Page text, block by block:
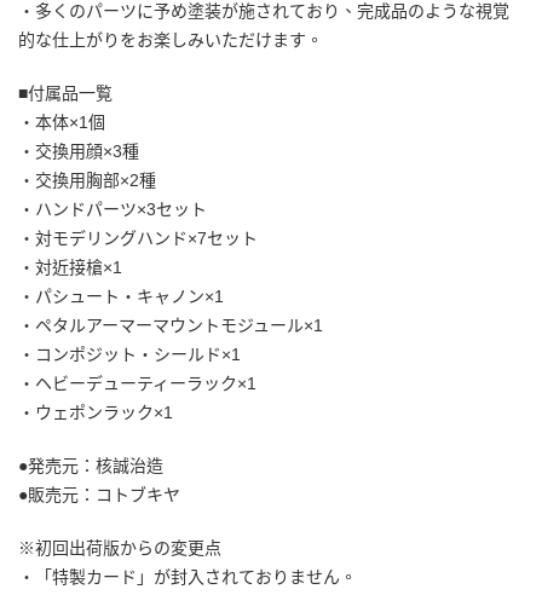
・多くのパーツに予め塗装が施されており、完成品のような視覚
的な仕上がりをお楽しみいただけます。
■付属品一覧
・本体×1個
・交換用顔×3種
・交換用胸部×2種
・ハンドパーツ×3セット
・対モデリングハンド×7セット
・対近接槍×1
・パシュート・キャノン×1
・ペタルアーマーマウントモジュール×1
・コンポジット・シールド×1
・ヘビーデューティーラック×1
・ウェポンラック×1
●発売元：核誠治造
●販売元：コトブキヤ
※初回出荷版からの変更点
・「特製カード」が封入されておりません。